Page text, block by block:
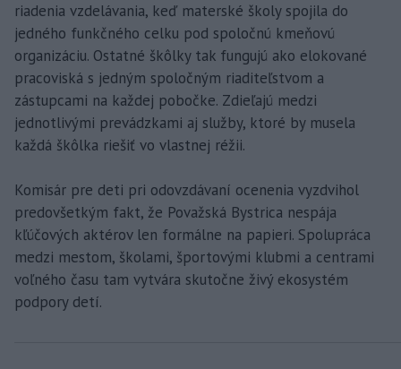
riadenia vzdelávania, keď materské školy spojila do
jedného funkčného celku pod spoločnú kmeňovú
organizáciu. Ostatné škôlky tak fungujú ako elokované
pracoviská s jedným spoločným riaditeľstvom a
zástupcami na každej pobočke. Zdieľajú medzi
jednotlivými prevádzkami aj služby, ktoré by musela
každá škôlka riešiť vo vlastnej réžii.
Komisár pre deti pri odovzdávaní ocenenia vyzdvihol
predovšetkým fakt, že Považská Bystrica nespája
kľúčových aktérov len formálne na papieri. Spolupráca
medzi mestom, školami, športovými klubmi a centrami
voľného času tam vytvára skutočne živý ekosystém
podpory detí.